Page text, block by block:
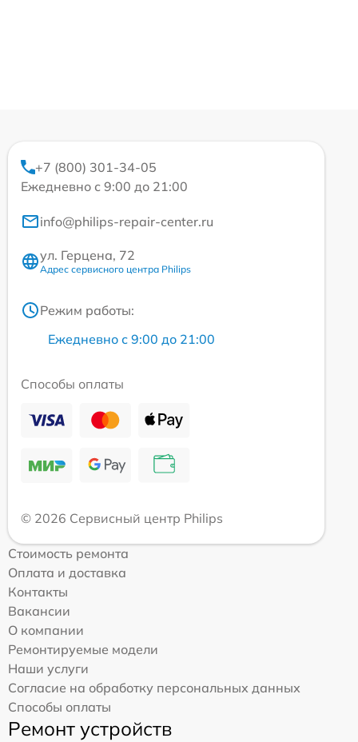
+7 (800) 301-34-05
Ежедневно с 9:00 до 21:00
info@philips-repair-center.ru
ул. Герцена, 72
Адрес сервисного центра Philips
Режим работы:
Ежедневно с 9:00 до 21:00
Способы оплаты
© 2026 Сервисный центр Philips
Стоимость ремонта
Оплата и доставка
Контакты
Вакансии
О компании
Ремонтируемые модели
Наши услуги
Согласие на обработку персональных данных
Способы оплаты
Ремонт устройств